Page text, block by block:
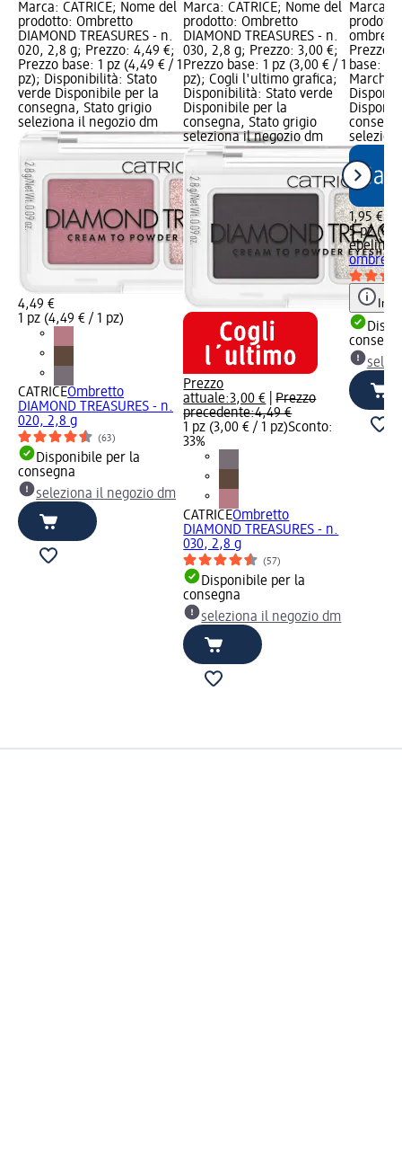
Marca: CATRICE; Nome del
prodotto: Ombretto
DIAMOND TREASURES - n.
020, 2,8 g; Prezzo: 4,49 €;
Prezzo base: 1 pz (4,49 € / 1
pz); Disponibilità: Stato
verde Disponibile per la
consegna, Stato grigio
seleziona il negozio dm
4,49 €
1 pz (4,49 € / 1 pz)
CATRICEOmbretto
DIAMOND TREASURES - n.
020, 2,8 g
(63)
Disponibile per la
consegna
seleziona il negozio dm
Marca: CATRICE; Nome del
prodotto: Ombretto
DIAMOND TREASURES - n.
030, 2,8 g; Prezzo: 3,00 €;
Prezzo base: 1 pz (3,00 € / 1
pz); Cogli l'ultimo grafica;
Disponibilità: Stato verde
Disponibile per la
consegna, Stato grigio
seleziona il negozio dm
Prezzo
attuale:3,00 € |Prezzo
precedente:4,49 €
1 pz (3,00 € / 1 pz)Sconto:
33%
CATRICEOmbretto
DIAMOND TREASURES - n.
030, 2,8 g
(57)
Disponibile per la
consegna
seleziona il negozio dm
Marca:
Prezzo:
base: 5
Marchio
1,95 €
5 pz
ebelin